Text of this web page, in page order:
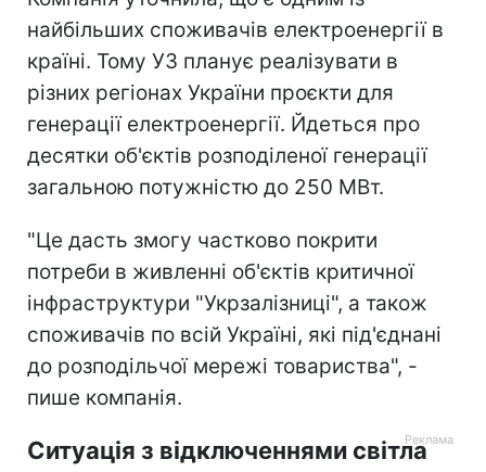
найбільших споживачів електроенергії в
країні. Тому УЗ планує реалізувати в
різних регіонах України проєкти для
генерації електроенергії. Йдеться про
десятки об'єктів розподіленої генерації
загальною потужністю до 250 МВт.
"Це дасть змогу частково покрити
потреби в живленні об'єктів критичної
інфраструктури "Укрзалізниці", а також
споживачів по всій Україні, які під'єднані
до розподільчої мережі товариства", -
пише компанія.
Ситуація з відключеннями світла